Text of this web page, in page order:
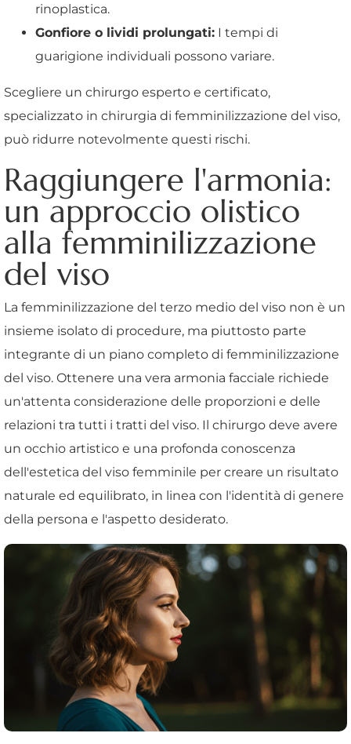
rinoplastica.
Gonfiore o lividi prolungati: I tempi di
guarigione individuali possono variare.
Scegliere un chirurgo esperto e certificato,
specializzato in chirurgia di femminilizzazione del viso,
può ridurre notevolmente questi rischi.
Raggiungere l'armonia:
un approccio olistico
alla femminilizzazione
del viso
La femminilizzazione del terzo medio del viso non è un
insieme isolato di procedure, ma piuttosto parte
integrante di un piano completo di femminilizzazione
del viso. Ottenere una vera armonia facciale richiede
un'attenta considerazione delle proporzioni e delle
relazioni tra tutti i tratti del viso. Il chirurgo deve avere
un occhio artistico e una profonda conoscenza
dell'estetica del viso femminile per creare un risultato
naturale ed equilibrato, in linea con l'identità di genere
della persona e l'aspetto desiderato.